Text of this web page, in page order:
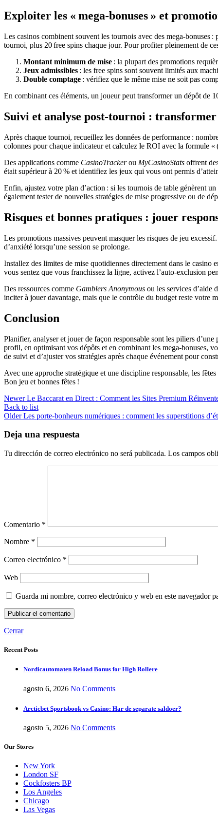
Exploiter les « mega‑bonuses » et
Les casinos combinent souvent les tournois avec des mega‑bonuses
tournoi, plus 20 free spins chaque jour. Pour profiter pleinement de
Montant minimum de mise : la plupart des promotions
Jeux admissibles : les free spins sont souvent limités aux
Double comptage : vérifiez que le même mise ne soit pas
En combinant ces éléments, un joueur peut transformer un dépôt de
Suivi et analyse post‑tournoi :
Après chaque tournoi, recueillez les données de performance :
colonnes pour chaque indicateur et calculez le ROI avec la formule
Des applications comme CasinoTrackerou MyCasinoStats offrent
était supérieur à 20 % et identifiez les jeux qui vous ont permis
Enfin, ajustez votre plan d’action : si les tournois de table génèrent
également tester de nouvelles stratégies de mise progressive ou de
Risques et bonnes pratiques : jouer
Les promotions massives peuvent masquer les risques de jeu
d’anxiété lorsqu’une session se prolonge.
Installez des limites de mise quotidiennes directement dans le
vous sentez que vous franchissez la ligne, activez l’auto‑exclusion
Des ressources comme Gamblers Anonymous ou les services d’aide
inciter à jouer davantage, mais que le contrôle du budget reste votre
Conclusion
Planifier, analyser et jouer de façon responsable sont les piliers
profil, en optimisant vos dépôts et en combinant les mega‑bonuses,
de suivi et d’ajuster vos stratégies après chaque événement pour
Avec une approche stratégique et une discipline responsable, les
Bon jeu et bonnes fêtes !
Newer Le Baccarat en Direct : Comment les Sites Premium
Back to list
Older Les porte‑bonheurs numériques : comment les superstitions
Deja una respuesta
Tu dirección de correo electrónico no será publicada. Los campos
Comentario *
Nombre *
Correo electrónico *
Web
Guarda mi nombre, correo electrónico y web en este navegador
Cerrar
Recent Posts
Nordicautomaten Reload Bonus for High Rollere
agosto 6, 2026 No Comments
Arcticbet Sportsbook vs Casino: Har de separate saldoer?
agosto 5, 2026 No Comments
Our Stores
New York
London SF
Cockfosters BP
Los Angeles
Chicago
Las Vegas